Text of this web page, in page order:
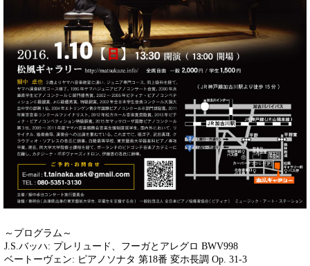
～プログラム～
J.S.バッハ: プレリュード、フーガとアレグロ BWV998
ベートーヴェン: ピアノソナタ 第18番 変ホ長調 Op. 31-3